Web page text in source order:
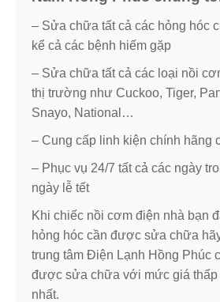
– Sửa chữa tất cả các hỏng hóc
kể cả các bệnh hiếm gặp
– Sửa chữa tất cả các loại nồi
thị trường như Cuckoo, Tiger,
Snayo, National…
– Cung cấp linh kiện chính hãng
– Phục vụ 24/7 tất cả các ngày
ngày lễ tết
Khi chiếc nồi cơm điện nhà bạn
hỏng hóc cần được sửa chữa
trung tâm Điện Lạnh Hồng Phúc
được sửa chữa với mức giá thấp
nhất.